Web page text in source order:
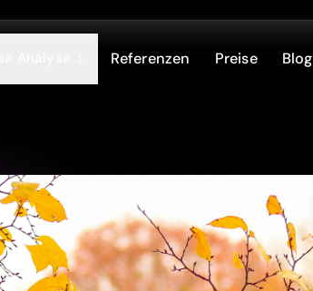
Referenzen Preise Blog